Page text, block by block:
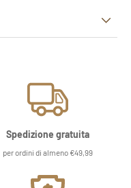
Spedizione gratuita
per ordini di almeno €49,99